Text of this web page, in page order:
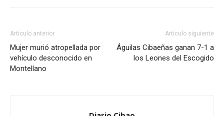
Artículo anterior
Mujer murió atropellada por
vehículo desconocido en
Montellano
Artículo siguiente
Águilas Cibaeñas ganan 7-1 a
los Leones del Escogido